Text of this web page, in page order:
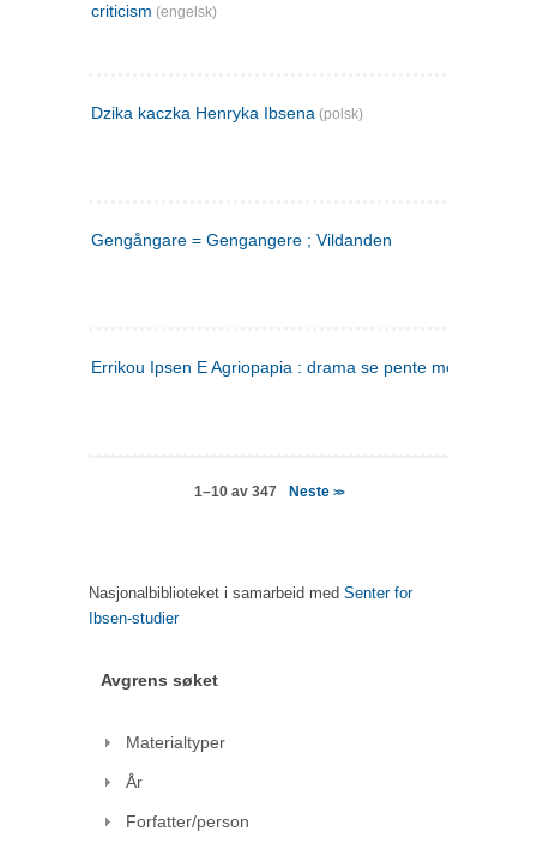
criticism (engelsk)
Dzika kaczka Henryka Ibsena (polsk)
Gengångare = Gengangere ; Vildanden
Errikou Ipsen E Agriopapia : drama se pente mere
1–10 av 347 Neste >>
Nasjonalbiblioteket i samarbeid med Senter for
Ibsen-studier
Avgrens søket
Materialtyper
År
Forfatter/person